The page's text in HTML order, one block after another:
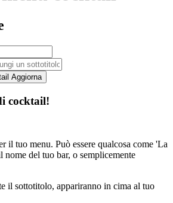
Aggiorna
cocktail!
il tuo menu. Può essere qualcosa come 'La
del tuo bar, o semplicemente
il sottotitolo, appariranno in cima al tuo